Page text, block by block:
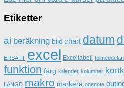
Etiketter
ai beräkning bild chart datum
ERSÄTT excel Exceltabell
funktion färg kalender kolumner
LÄNGD makro markera onenote